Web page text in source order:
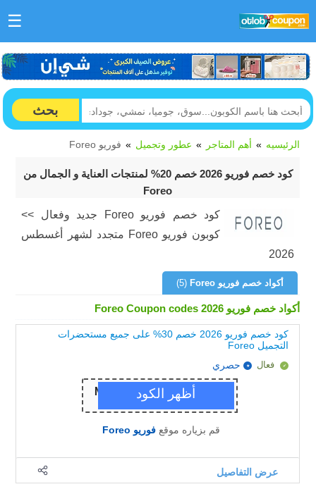
☰
بحث
الرئيسيه أهم المتاجر عطور وتجميل فوريو Foreo
كود خصم فوريو 2026 خصم 20% لمنتجات العناية و الجمال من
Foreo
كود خصم فوريو Foreo جديد وفعال >>
كوبون فوريو Foreo متجدد لشهر أغسطس
2026
أكواد خصم فوريو Foreo (5)
أكواد خصم فوريو Foreo Coupon codes 2026
كود خصم فوريو 2026 خصم 30% على جميع مستحضرات
التجميل Foreo
فعال حصري
قم بزياره موقعفوريو Foreo
عرض التفاصيل